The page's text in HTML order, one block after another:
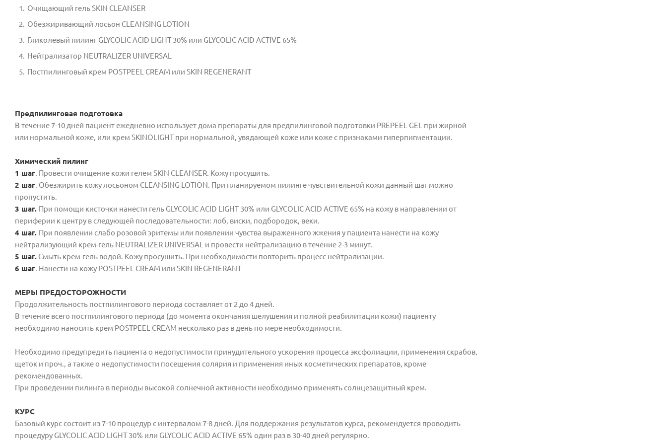
Очищающий гель SKIN CLEANSER
Обезжиривающий лосьон CLEANSING LOTION
Гликолевый пилинг GLYCOLIC ACID LIGHT 30% или GLYCOLIC ACID ACTIVE 65%
Нейтрализатор NEUTRALIZER UNIVERSAL
Постпилинговый крем POSTPEEL CREAM или SKIN REGENERANT
Предпилинговая подготовка
В течение 7-10 дней пациент ежедневно использует дома препараты для предпилинговой подготовки PREPEEL GEL при жирной
или нормальной коже, или крем SKINOLIGHT при нормальной, увядающей коже или коже с признаками гиперпигментации.
Химический пилинг
1 шаг. Провести очищение кожи гелем SKIN CLEANSER. Кожу просушить.
2 шаг. Обезжирить кожу лосьоном CLEANSING LOTION. При планируемом пилинге чувствительной кожи данный шаг можно
пропустить.
3 шаг. При помощи кисточки нанести гель GLYCOLIC ACID LIGHT 30% или GLYCOLIC ACID ACTIVE 65% на кожу в направлении от
периферии к центру в следующей последовательности: лоб, виски, подбородок, веки.
4 шаг. При появлении слабо розовой эритемы или появлении чувства выраженного жжения у пациента нанести на кожу
нейтрализующий крем-гель NEUTRALIZER UNIVERSAL и провести нейтрализацию в течение 2-3 минут.
5 шаг. Смыть крем-гель водой. Кожу просушить. При необходимости повторить процесс нейтрализации.
6 шаг. Нанести на кожу POSTPEEL CREAM или SKIN REGENERANT
МЕРЫ ПРЕДОСТОРОЖНОСТИ
Продолжительность постпилингового периода составляет от 2 до 4 дней.
В течение всего постпилингового периода (до момента окончания шелушения и полной реабилитации кожи) пациенту
необходимо наносить крем POSTPEEL CREAM несколько раз в день по мере необходимости.
Необходимо предупредить пациента о недопустимости принудительного ускорения процесса эксфолиации, применения скрабов,
щеток и проч., а также о недопустимости посещения солярия и применения иных косметических препаратов, кроме
рекомендованных.
При проведении пилинга в периоды высокой солнечной активности необходимо применять солнцезащитный крем.
КУРС
Базовый курс состоит из 7-10 процедур с интервалом 7-8 дней. Для поддержания результатов курса, рекомендуется проводить
процедуру GLYCOLIC ACID LIGHT 30% или GLYCOLIC ACID ACTIVE 65% один раз в 30-40 дней регулярно.